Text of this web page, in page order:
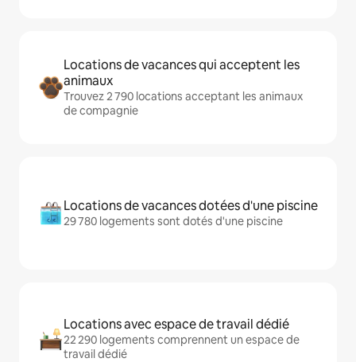
Locations de vacances qui acceptent les
animaux
Trouvez 2 790 locations acceptant les animaux
de compagnie
Locations de vacances dotées d'une piscine
29 780 logements sont dotés d'une piscine
Locations avec espace de travail dédié
22 290 logements comprennent un espace de
travail dédié